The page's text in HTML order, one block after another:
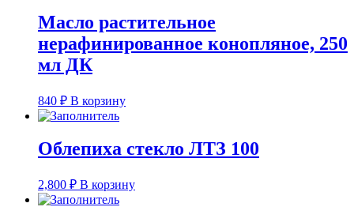
Масло растительное
нерафинированное конопляное, 250
мл ДК
840 ₽ В корзину
Облепиха стекло ЛТЗ 100
2,800 ₽ В корзину